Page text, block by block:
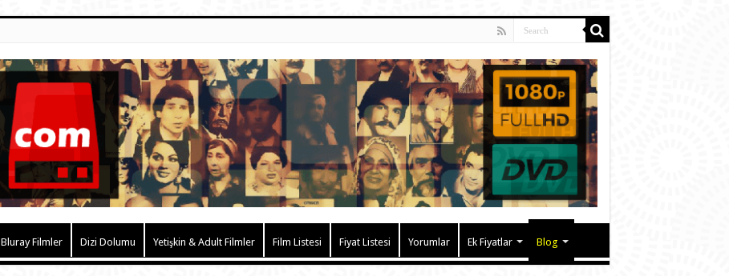
Bluray Filmler Dizi Dolumu Yetişkin & Adult Filmler Film Listesi Fiyat Listesi Yorumlar Ek Fiyatlar Blog